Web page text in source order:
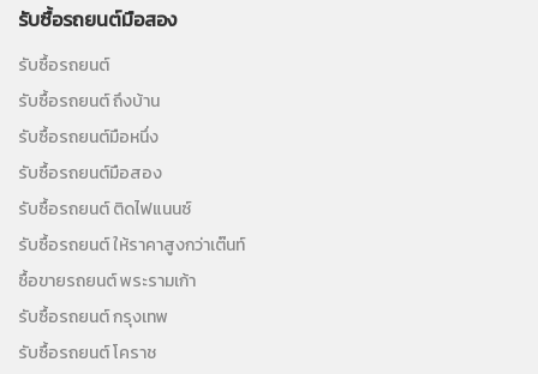
รับซื้อรถยนต์มือสอง
รับซื้อรถยนต์
รับซื้อรถยนต์ ถึงบ้าน
รับซื้อรถยนต์มือหนึ่ง
รับซื้อรถยนต์มือสอง
รับซื้อรถยนต์ ติดไฟแนนซ์
รับซื้อรถยนต์ ให้ราคาสูงกว่าเต๊นท์
ซื้อขายรถยนต์ พระรามเก้า
รับซื้อรถยนต์ กรุงเทพ
รับซื้อรถยนต์ โคราช